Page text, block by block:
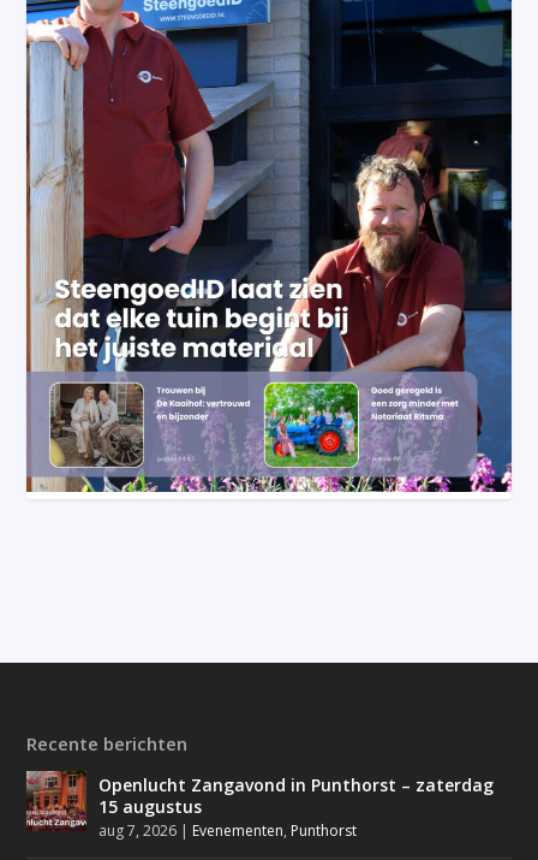
Recente berichten
Openlucht Zangavond in Punthorst – zaterdag
15 augustus
aug 7, 2026 | Evenementen, Punthorst